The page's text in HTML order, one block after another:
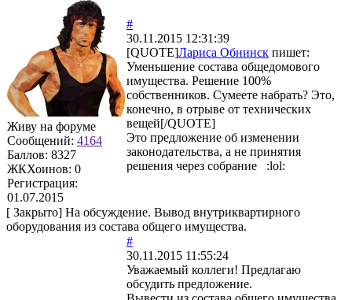
Живу на форуме
Сообщений: 4164
Баллов: 8327
ЖКХоинов: 0
Регистрация:
01.07.2015
#
30.11.2015 12:31:39
[QUOTE]Лариса Обнинск пишет:
Уменьшение состава общедомового
имущества. Решение 100%
собственников. Сумеете набрать? Это,
конечно, в отрыве от технических
вещей[/QUOTE]
Это предложение об изменении
законодательства, а не принятия
решения через собрание :lol:
[ Закрыто] На обсуждение. Вывод внутриквартирного
оборудования из состава общего имущества.
#
30.11.2015 11:55:24
Уважаемый коллеги! Предлагаю
обсудить предложение.